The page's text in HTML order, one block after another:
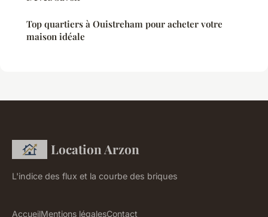
Top quartiers à Ouistreham pour acheter votre
maison idéale
Location Arzon
L'indice des flux et la courbe des briques
AccueilMentions légalesContact